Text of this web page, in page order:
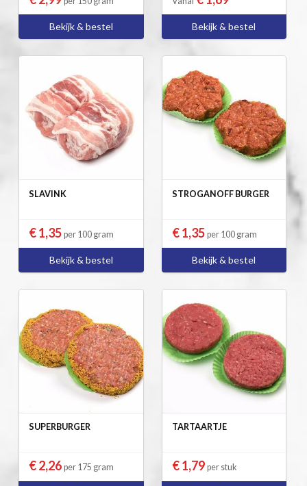
Bekijk & bestel Bekijk & bestel
SLAVINK
€ 1,35 per 100 gram
Bekijk & bestel
STROGANOFF BURGER
€ 1,35 per 100 gram
Bekijk & bestel
SUPERBURGER
€ 2,26 per 175 gram
TARTAARTJE
€ 1,79 per stuk